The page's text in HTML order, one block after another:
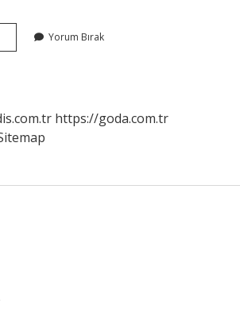
Servisi
Yorum Bırak
https://goda.com.tr